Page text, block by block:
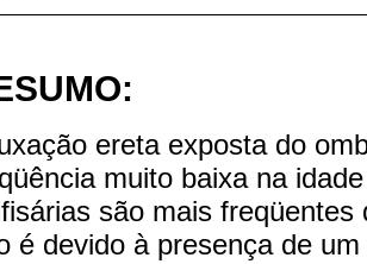
ereta exposta do
muito baixa na
são mais
é devido à presença de